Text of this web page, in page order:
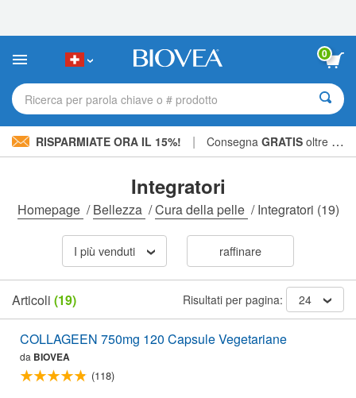
sito
include
sistema
0
Ricerca per parola chiave o # prodotto
RISPARMIATE ORA IL 15%! | Consegna GRATIS oltre CHF 56.00 »
Integratori
Homepage /Bellezza /Cura della pelle /Integratori (19)
I più venduti raffinare
Articoli (19) Risultati per pagina: 24
COLLAGEEN 750mg 120 Capsule Vegetariane
da BIOVEA
(118)